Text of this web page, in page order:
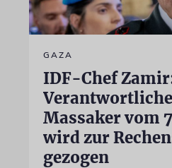
GAZA
IDF-Chef
Massaker vom
wird zur
gezogen